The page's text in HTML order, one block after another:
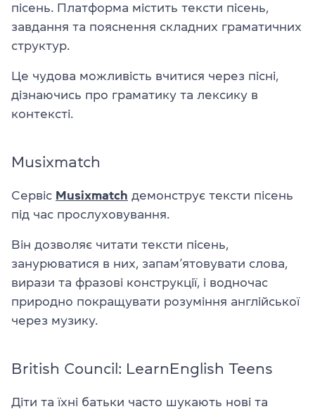
пісень. Платформа містить тексти пісень,
завдання та пояснення складних граматичних
структур.
Це чудова можливість вчитися через пісні,
дізнаючись про граматику та лексику в
контексті.
Musixmatch
Сервіс Musixmatch демонструє тексти пісень
під час прослуховування.
Він дозволяє читати тексти пісень,
занурюватися в них, запам’ятовувати слова,
вирази та фразові конструкції, і водночас
природно покращувати розуміння англійської
через музику.
British Council: LearnEnglish Teens
Діти та їхні батьки часто шукають нові та